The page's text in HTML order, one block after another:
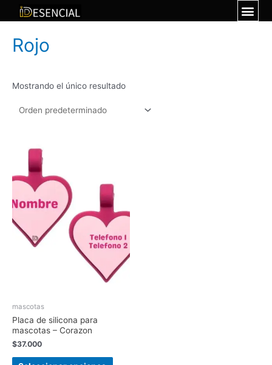
Rojo
Mostrando el único resultado
mascotas
Placa de silicona para
mascotas – Corazon
$37.000